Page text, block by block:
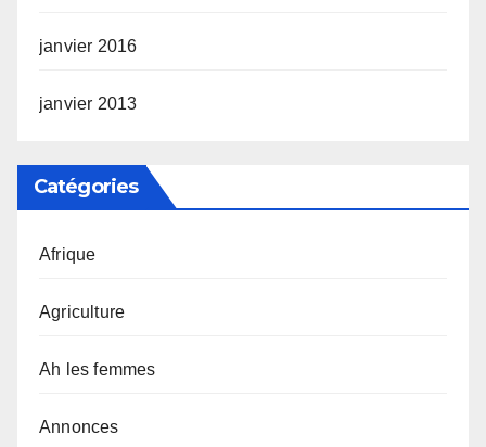
janvier 2016
janvier 2013
Catégories
Afrique
Agriculture
Ah les femmes
Annonces